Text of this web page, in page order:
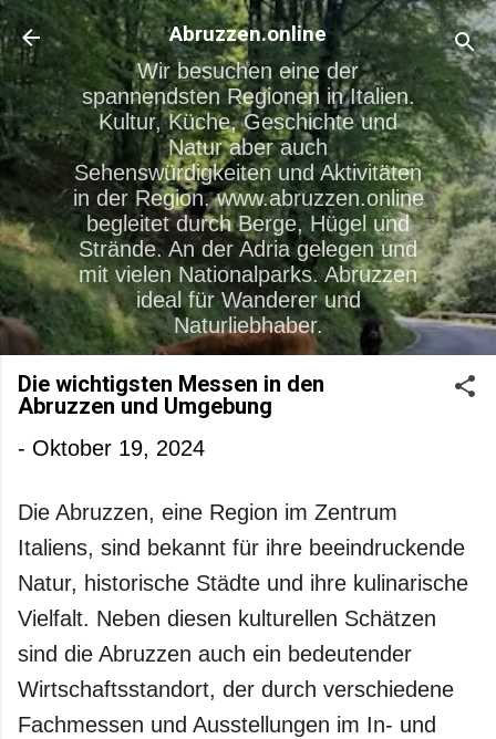
Direkt zum Hauptbereich
Abruzzen.online
Wir besuchen eine der
spannendsten Regionen in Italien.
Kultur, Küche, Geschichte und
Natur aber auch
Sehenswürdigkeiten und Aktivitäten
in der Region. www.abruzzen.online
begleitet durch Berge, Hügel und
Strände. An der Adria gelegen und
mit vielen Nationalparks. Abruzzen
ideal für Wanderer und
Naturliebhaber.
Die wichtigsten Messen in den
Abruzzen und Umgebung
- Oktober 19, 2024
Die Abruzzen, eine Region im Zentrum
Italiens, sind bekannt für ihre beeindruckende
Natur, historische Städte und ihre kulinarische
Vielfalt. Neben diesen kulturellen Schätzen
sind die Abruzzen auch ein bedeutender
Wirtschaftsstandort, der durch verschiedene
Fachmessen und Ausstellungen im In- und